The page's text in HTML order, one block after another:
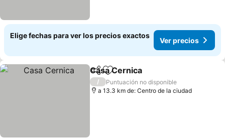
Elige fechas para ver los precios exactos
Ver precios
CompartirAgregar a favoritos
Casa Cernica
/
Puntuación no disponible
a 13.3 km de: Centro de la ciudad